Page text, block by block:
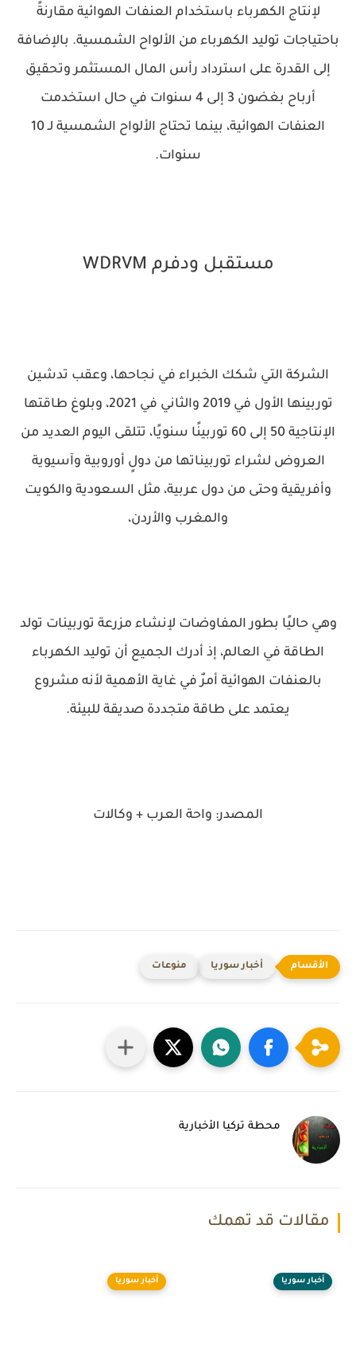
لإنتاج الكهرباء باستخدام العنفات الهوائية مقارنةً
باحتياجات توليد الكهرباء من الألواح الشمسية. بالإضافة
إلى القدرة على استرداد رأس المال المستثمر وتحقيق
أرباح بغضون 3 إلى 4 سنوات في حال استخدمت
العنفات الهوائية، بينما تحتاج الألواح الشمسية لـ 10
سنوات.
مستقبل ودفرم WDRVM
الشركة التي شكك الخبراء في نجاحها، وعقب تدشين
توربينها الأول في 2019 والثاني في 2021، وبلوغ طاقتها
الإنتاجية 50 إلى 60 توربينًا سنويًا، تتلقى اليوم العديد من
العروض لشراء توربيناتها من دولٍ أوروبية وآسيوية
وأفريقية وحتى من دول عربية، مثل السعودية والكويت
والمغرب والأردن،
وهي حاليًا بطور المفاوضات لإنشاء مزرعة توربينات تولد
الطاقة في العالم، إذ أدرك الجميع أن توليد الكهرباء
بالعنفات الهوائية أمرٌ في غاية الأهمية لأنه مشروع
يعتمد على طاقة متجددة صديقة للبيئة.
المصدر: واحة العرب + وكالات
أخبار سوريا منوعات
محطة تركيا الأخبارية
مقالات قد تهمك
أخبار سوريا أخبار سوريا